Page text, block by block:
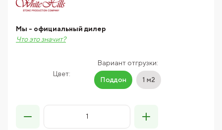
Цвет:
Вариант отгрузки:
Поддон 1 м2
Мы - официальный дилер
Что это значит?